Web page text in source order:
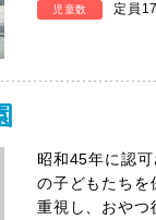
児童数 定員
昭和45年に認
の子どもたちを
重視し、おやつ